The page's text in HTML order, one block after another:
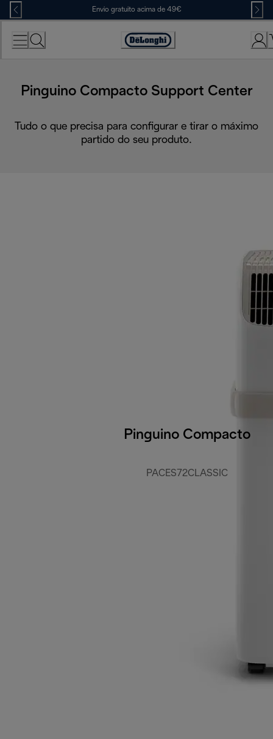
Skip
to
Content
Envio gratuito acima de 49€
Accessibility
Pinguino Compacto Support Center
Tudo o que precisa para configurar e tirar o máximo
partido do seu produto.
Pinguino Compacto
PACES72CLASSIC